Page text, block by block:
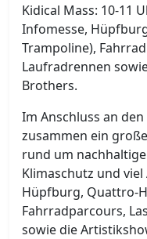
Kidical Mass: 10-11
Infomesse,
Trampoline),
Laufradrennen
Brothers.
Im Anschluss an
zusammen ein
rund um
Klimaschutz und
Hüpfburg, Quattro-
Fahrradparcours,
sowie die